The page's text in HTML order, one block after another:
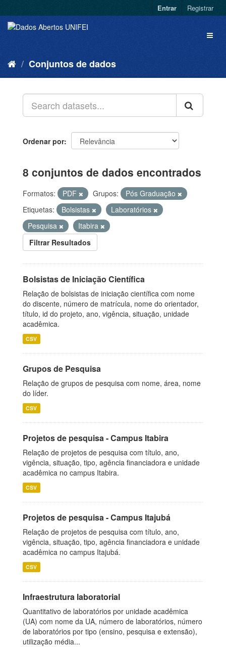
Entrar Registrar
Conjuntos de dados
Ordenar por
8 conjuntos de dados encontrados
Formatos: PDF Grupos:
Pós Graduação
Etiquetas:
Bolsistas
Laboratórios
Pesquisa
Itabira
Filtrar Resultados
Bolsistas de Iniciação Científica
Relação de bolsistas de iniciação científica com nome
do discente, número de matrícula, nome do orientador,
título, id do projeto, ano, vigência, situação, unidade
acadêmica.
CSV
Grupos de Pesquisa
Relação de grupos de pesquisa com nome, área, nome
do líder.
CSV
Projetos de pesquisa - Campus Itabira
Relação de projetos de pesquisa com título, ano,
vigência, situação, tipo, agência financiadora e unidade
acadêmica no campus Itabira.
CSV
Projetos de pesquisa - Campus Itajubá
Relação de projetos de pesquisa com título, ano,
vigência, situação, tipo, agência financiadora e unidade
acadêmica no campus Itajubá.
CSV
Infraestrutura laboratorial
Quantitativo de laboratórios por unidade acadêmica
(UA) com nome da UA, número de laboratórios, número
de laboratórios por tipo (ensino, pesquisa e extensão),
utilização média...